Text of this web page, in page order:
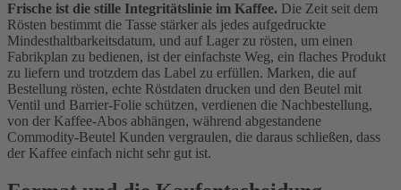
Frische ist die stille Integritätslinie im Kaffee. Die Zeit seit dem
Rösten bestimmt die Tasse stärker als jedes aufgedruckte
Mindesthaltbarkeitsdatum, und auf Lager zu rösten, um einen
Fabrikplan zu bedienen, ist der einfachste Weg, ein flaches Produkt
zu liefern und trotzdem das Label zu erfüllen. Marken, die auf
Bestellung rösten, echte Röstdaten drucken und den Beutel mit
Ventil und Barrier-Folie schützen, verdienen die Nachbestellung,
von der Kaffee-Abos abhängen, während abgestandene
Commodity-Beutel Kunden vergraulen, die daraus schließen, dass
der Kaffee einfach nicht sehr gut ist.